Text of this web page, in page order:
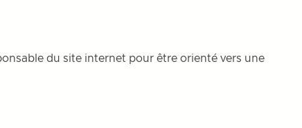
du site internet pour être orienté vers une